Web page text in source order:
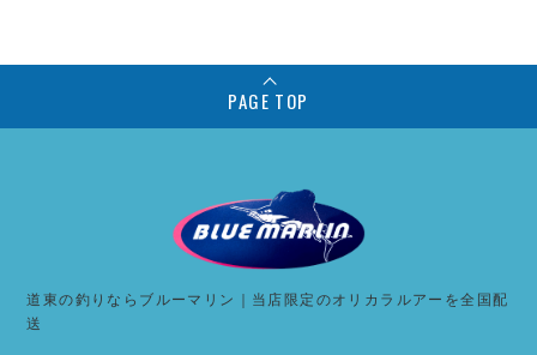
PAGE TOP
道東の釣りならブルーマリン｜当店限定のオリカラルアーを全国配
送